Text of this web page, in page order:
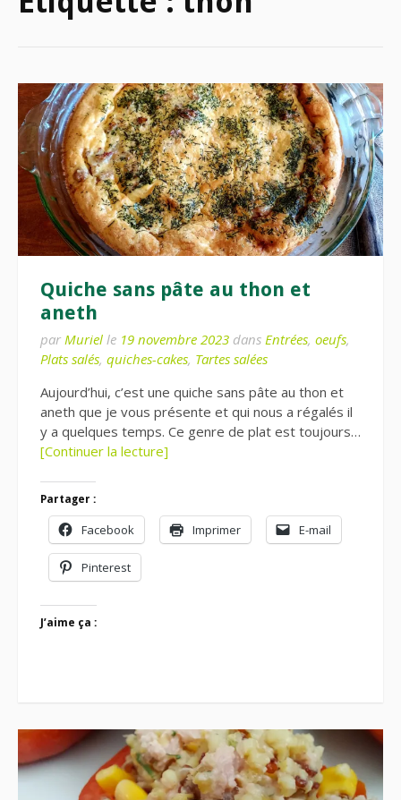
Quiche sans pâte au thon et
aneth
par Muriel le 19 novembre 2023 dans Entrées, oeufs,
Plats salés, quiches-cakes, Tartes salées
Aujourd’hui, c’est une quiche sans pâte au thon et
aneth que je vous présente et qui nous a régalés il
y a quelques temps. Ce genre de plat est toujours…
[Continuer la lecture]
Partager :
Facebook Imprimer E-mail
Pinterest
J’aime ça :